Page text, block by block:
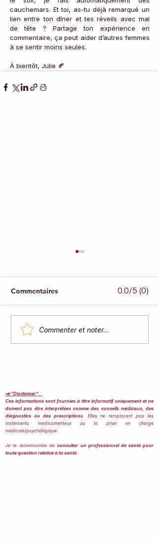
cauchemars. Et toi, as-tu déjà remarqué un
lien entre ton dîner et tes réveils avec mal
de tête ? Partage ton expérience en
commentaire, ça peut aider d’autres femmes
à se sentir moins seules.
À bientôt, Julie 🍂
Comprendre l’index
glycémique des aliments
Commentaires 0.0/5 (0)
Commenter et noter...
📣 "Disclaimer":
Ces informations sont fournies à titre informatif uniquement et ne
doivent pas être interprétées comme des conseils médicaux, des
diagnostics ou des prescriptions. Elles ne remplacent pas les
traitements médicamenteux ou la prise en charge
médicale/psychologique.
Je te recommande deconsulter un professionnel de santé pour
toute question relative à ta santé.